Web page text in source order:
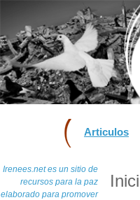
Articulos
Irenees.net es un sitio de
recursos para la paz
elaborado para promover